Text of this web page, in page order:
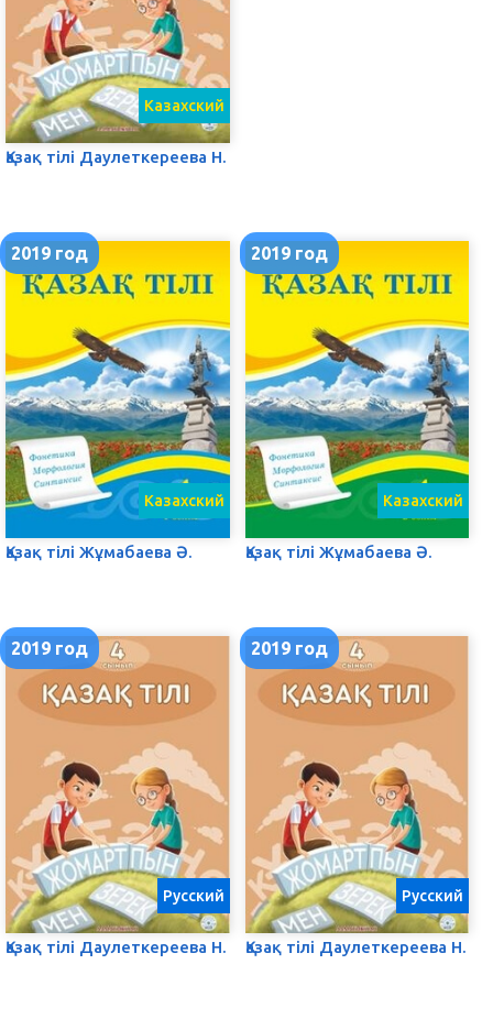
Қазақ тілі Даулеткереева Н.
Казахский
2019 год
Қазақ тілі Жұмабаева Ә.
Казахский
2019 год
Қазақ тілі Жұмабаева Ә.
Казахский
2019 год
Қазақ тілі Даулеткереева Н.
Русский
2019 год
Қазақ тілі Даулеткереева Н.
Русский